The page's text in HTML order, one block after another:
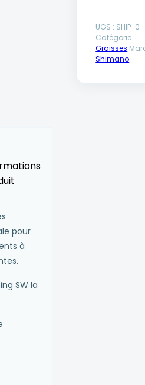
UGS : SHIP-0
Catégorie :
Graisses
Shimano
pour
à
SW la